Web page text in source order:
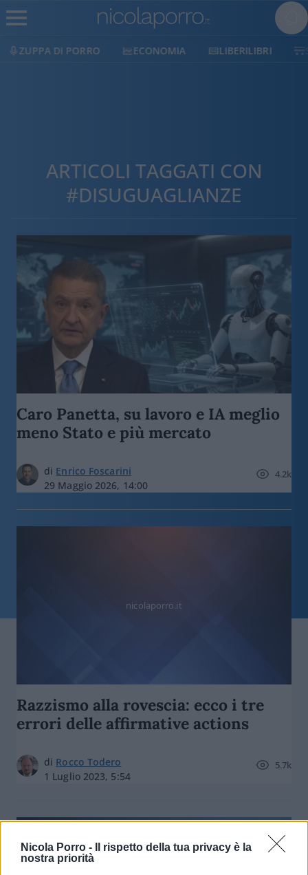
Nicola Porro -
Il rispetto della tua privacy è la
nostra priorità
ZUPPA DI PORRO ECONOMIA LIBERILIBRI
ARTICOLI TAGGATI CON
#DISUGUAGLIANZE
Caro Panetta, su lavoro e IA meglio
meno Stato e più mercato
di Enrico Foscarini
29 Maggio 2026, 14:00
4.2k
nicolaporro.it
Razzismo alla rovescia: ecco i tre
errori delle affirmative actions
di Rocco Todero
1 Luglio 2023, 5:54
5.7k